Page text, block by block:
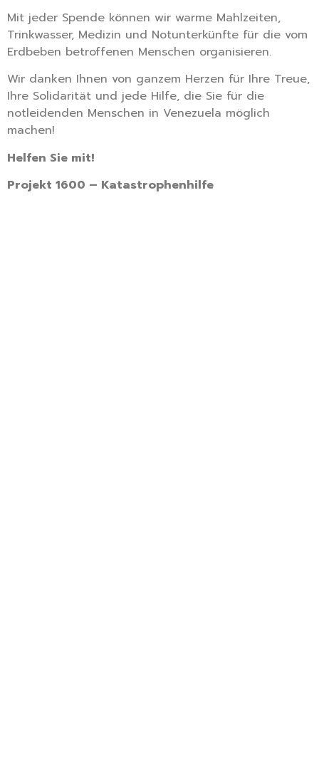
Mit jeder Spende können wir warme Mahlzeiten,
Trinkwasser, Medizin und Notunterkünfte für die vom
Erdbeben betroffenen Menschen organisieren.
Wir danken Ihnen von ganzem Herzen für Ihre Treue,
Ihre Solidarität und jede Hilfe, die Sie für die
notleidenden Menschen in Venezuela möglich
machen!
Helfen Sie mit!
Projekt 1600 – Katastrophenhilfe